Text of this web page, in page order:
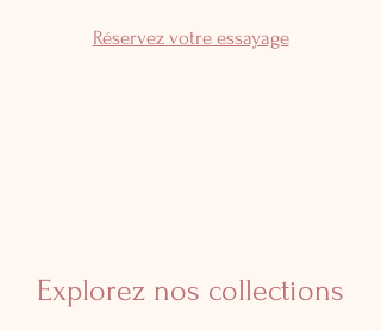
Réservez votre essayage
Explorez nos collections